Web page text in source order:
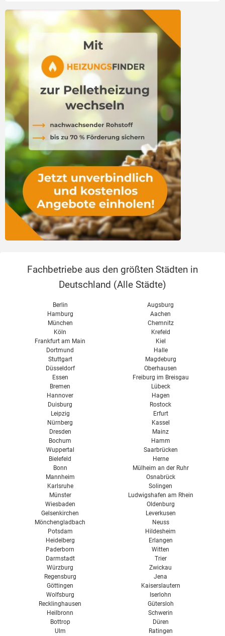
Versorgungssicherheit
Umweltbilanz
Erfahrungen
Pelletheizung Verbot?
Fachbetriebe aus den größten Städten in
Deutschland (Alle Städte)
Berlin
Hamburg
München
Köln
Frankfurt am Main
Dortmund
Stuttgart
Düsseldorf
Essen
Bremen
Hannover
Duisburg
Leipzig
Nürnberg
Dresden
Bochum
Wuppertal
Bielefeld
Bonn
Mannheim
Karlsruhe
Münster
Wiesbaden
Gelsenkirchen
Mönchengladbach
Augsburg
Aachen
Chemnitz
Krefeld
Kiel
Halle
Magdeburg
Oberhausen
Freiburg im Breisgau
Lübeck
Hagen
Rostock
Erfurt
Kassel
Mainz
Hamm
Saarbrücken
Herne
Mülheim an der Ruhr
Osnabrück
Solingen
Ludwigshafen am Rhein
Oldenburg
Leverkusen
Neuss
Potsdam
Heidelberg
Paderborn
Darmstadt
Würzburg
Regensburg
Göttingen
Wolfsburg
Recklinghausen
Heilbronn
Bottrop
Ulm
Hildesheim
Erlangen
Witten
Trier
Zwickau
Jena
Kaiserslautern
Iserlohn
Gütersloh
Schwerin
Düren
Ratingen